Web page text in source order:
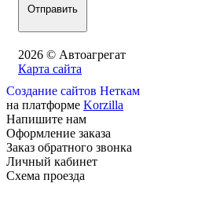
2026 © Автоагрегат
Карта сайта
Создание сайтов Неткам
на платформе Korzilla
Напишите нам
Оформление заказа
Заказ обратного звонка
Личный кабинет
Схема проезда